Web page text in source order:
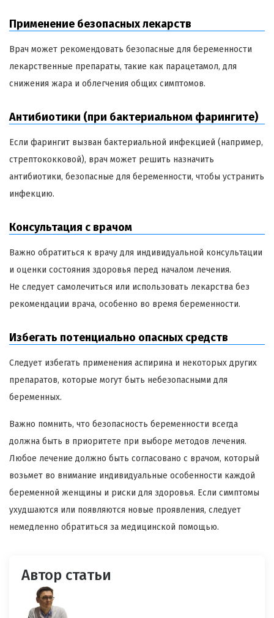
Применение безопасных лекарств
Врач может рекомендовать безопасные для беременности
лекарственные препараты, такие как парацетамол, для
снижения жара и облегчения общих симптомов.
Антибиотики (при бактериальном фарингите)
Если фарингит вызван бактериальной инфекцией (например,
стрептококковой), врач может решить назначить
антибиотики, безопасные для беременности, чтобы устранить
инфекцию.
Консультация с врачом
Важно обратиться к врачу для индивидуальной консультации
и оценки состояния здоровья перед началом лечения.
Не следует самолечиться или использовать лекарства без
рекомендации врача, особенно во время беременности.
Избегать потенциально опасных средств
Следует избегать применения аспирина и некоторых других
препаратов, которые могут быть небезопасными для
беременных.
Важно помнить, что безопасность беременности всегда
должна быть в приоритете при выборе методов лечения.
Любое лечение должно быть согласовано с врачом, который
возьмет во внимание индивидуальные особенности каждой
беременной женщины и риски для здоровья. Если симптомы
ухудшаются или появляются новые проявления, следует
немедленно обратиться за медицинской помощью.
Автор статьи